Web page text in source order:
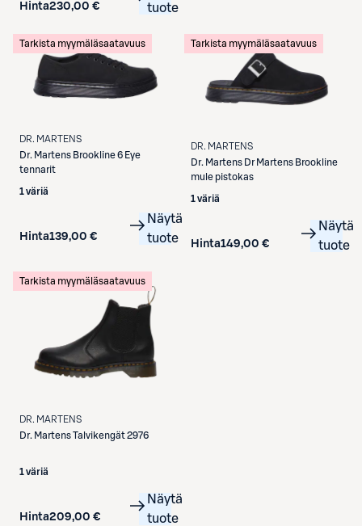
Hinta230,00 €
tuote
Tarkista myymäläsaatavuus
DR. MARTENS
Dr. Martens Brookline 6 Eye
tennarit
1 väriä
Hinta139,00 €
Näytä
tuote
Tarkista myymäläsaatavuus
DR. MARTENS
Dr. Martens Dr Martens Brookline
mule pistokas
1 väriä
Hinta149,00 €
Näytä
tuote
Tarkista myymäläsaatavuus
DR. MARTENS
Dr. MartensTalvikengät 2976
1 väriä
Hinta209,00 €
Näytä
tuote